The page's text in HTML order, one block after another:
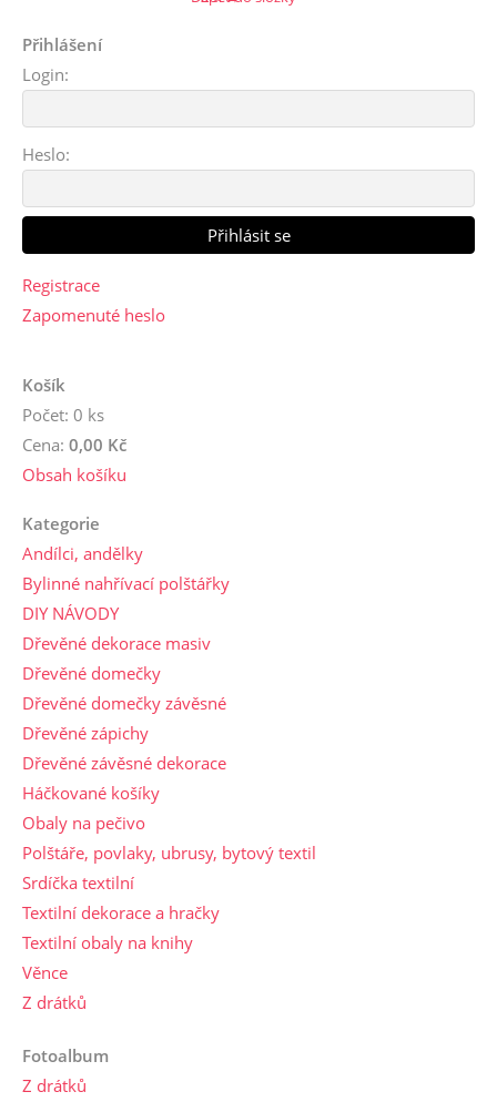
Přihlášení
Login:
Heslo:
Registrace
Zapomenuté heslo
Košík
Počet: 0 ks
Cena: 0,00 Kč
Obsah košíku
Kategorie
Andílci, andělky
Bylinné nahřívací polštářky
DIY NÁVODY
Dřevěné dekorace masiv
Dřevěné domečky
Dřevěné domečky závěsné
Dřevěné zápichy
Dřevěné závěsné dekorace
Háčkované košíky
Obaly na pečivo
Polštáře, povlaky, ubrusy, bytový textil
Srdíčka textilní
Textilní dekorace a hračky
Textilní obaly na knihy
Věnce
Z drátků
Fotoalbum
Z drátků